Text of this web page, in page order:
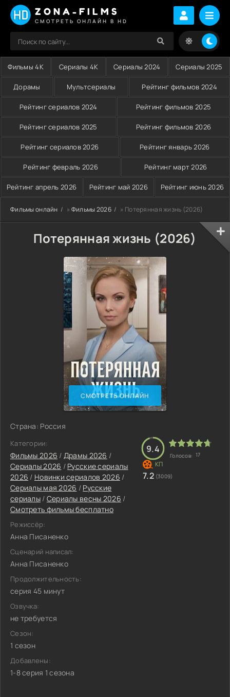
ZONA-FILMS
СМОТРЕТЬ ОНЛАЙН В HD
Фильмы 4K Сериалы 4K Сериалы 2024 Сериалы 2025
Дорамы Мультсериалы Рейтинг фильмов 2024
Рейтинг сериалов 2024 Рейтинг фильмов 2025
Рейтинг сериалов 2025 Рейтинг фильмов 2026
Рейтинг сериалов 2026 Рейтинг январь 2026
Рейтинг февраль 2026 Рейтинг март 2026
Рейтинг апрель 2026 Рейтинг май 2026 Рейтинг июнь 2026
Фильмы онлайн » Фильмы 2026 » Потерянная жизнь (2026)
Потерянная жизнь (2026)
СМОТРЕТЬ ОНЛАЙН
Страна: Россия
Категории:
Фильмы 2026 / Драмы 2026 /
Сериалы 2026 / Русские сериалы
2026 / Новинки сериалов 2026 /
Сериалы мая 2026 / Русские
сериалы/ Сериалы весны 2026 /
Смотреть фильмы бесплатно
Режиссёр:
Анна Писаненко
Сценарий написал:
Анна Писаненко
Продолжительность:
серия 45 минут
Озвучка:
не требуется
Сезон:
1 сезон
Добавлены:
1-8 серия 1 сезона
9.4
Голосов: 17
7.2 (3009)